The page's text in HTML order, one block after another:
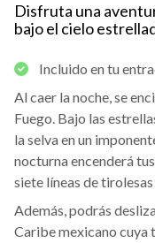
Disfruta una
bajo el cielo
Incluido en tu
Al caer la noche, se
Fuego. Bajo las
la selva en un
nocturna encenderá
siete líneas de
Además, podrás
Caribe mexicano cuya